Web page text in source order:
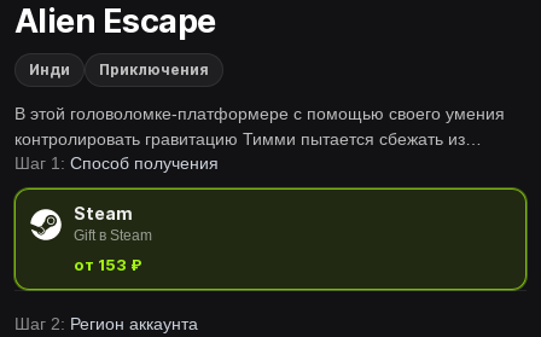
Alien Escape
Инди Приключения
В этой головоломке-платформере с помощью своего умения
контролировать гравитацию Тимми пытается сбежать из
ужасного замка, чтобы спасти своих друзей и победить зло.
Шаг 1: Способ получения
Steam
Gift в Steam
от 153 ₽
Шаг 2: Регион аккаунта